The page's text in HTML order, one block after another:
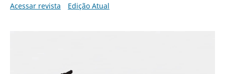
Acessar revista
Edição Atual